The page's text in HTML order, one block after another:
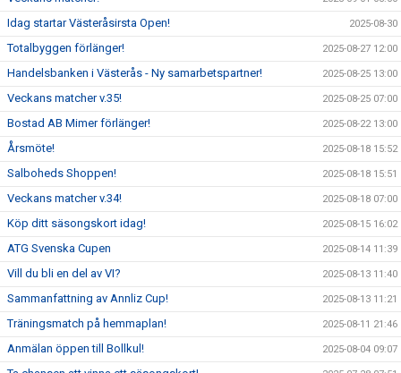
Idag startar Västeråsirsta Open! 2025-08-30
Totalbyggen förlänger! 2025-08-27 12:00
Handelsbanken i Västerås - Ny samarbetspartner! 2025-08-25 13:00
Veckans matcher v.35! 2025-08-25 07:00
Bostad AB Mimer förlänger! 2025-08-22 13:00
Årsmöte! 2025-08-18 15:52
Salboheds Shoppen! 2025-08-18 15:51
Veckans matcher v.34! 2025-08-18 07:00
Köp ditt säsongskort idag! 2025-08-15 16:02
ATG Svenska Cupen 2025-08-14 11:39
Vill du bli en del av VI? 2025-08-13 11:40
Sammanfattning av Annliz Cup! 2025-08-13 11:21
Träningsmatch på hemmaplan! 2025-08-11 21:46
Anmälan öppen till Bollkul! 2025-08-04 09:07